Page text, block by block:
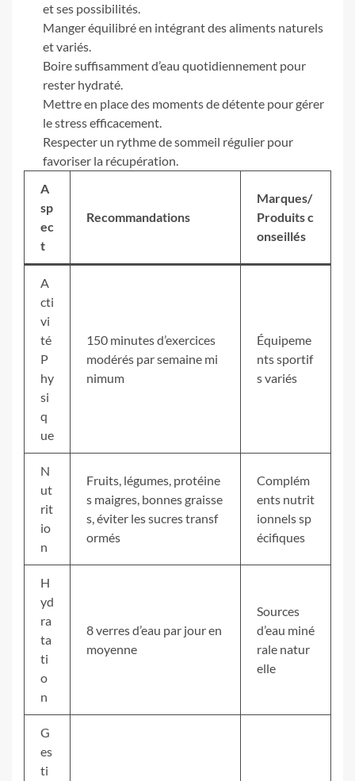
et ses possibilités.
Manger équilibré en intégrant des aliments naturels
et variés.
Boire suffisamment d’eau quotidiennement pour
rester hydraté.
Mettre en place des moments de détente pour gérer
le stress efficacement.
Respecter un rythme de sommeil régulier pour
favoriser la récupération.
A
sp
ec
t
Recommandations
Marques/
Produits c
onseillés
A
cti
vi
té
P
hy
si
q
ue
150 minutes d’exercices
modérés par semaine mi
nimum
Équipeme
nts sportif
s variés
N
ut
rit
io
n
Fruits, légumes, protéine
s maigres, bonnes graisse
s, éviter les sucres transf
ormés
Complém
ents nutrit
ionnels sp
écifiques
H
yd
ra
ta
ti
o
n
8 verres d’eau par jour en
moyenne
Sources
d’eau miné
rale natur
elle
G
es
ti